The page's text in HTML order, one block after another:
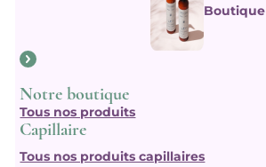
Boutique
Notre boutique
Tous nos produits
Capillaire
Tous nos produits capillaires